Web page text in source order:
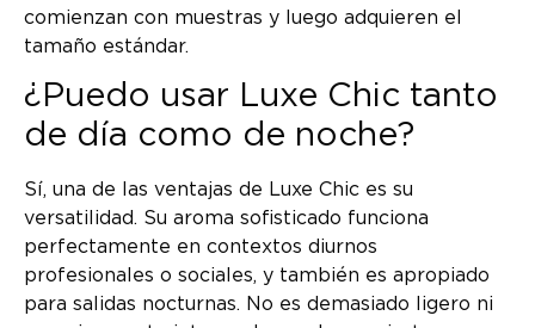
comienzan con muestras y luego adquieren el
tamaño estándar.
¿Puedo usar Luxe Chic tanto
de día como de noche?
Sí, una de las ventajas de Luxe Chic es su
versatilidad. Su aroma sofisticado funciona
perfectamente en contextos diurnos
profesionales o sociales, y también es apropiado
para salidas nocturnas. No es demasiado ligero ni